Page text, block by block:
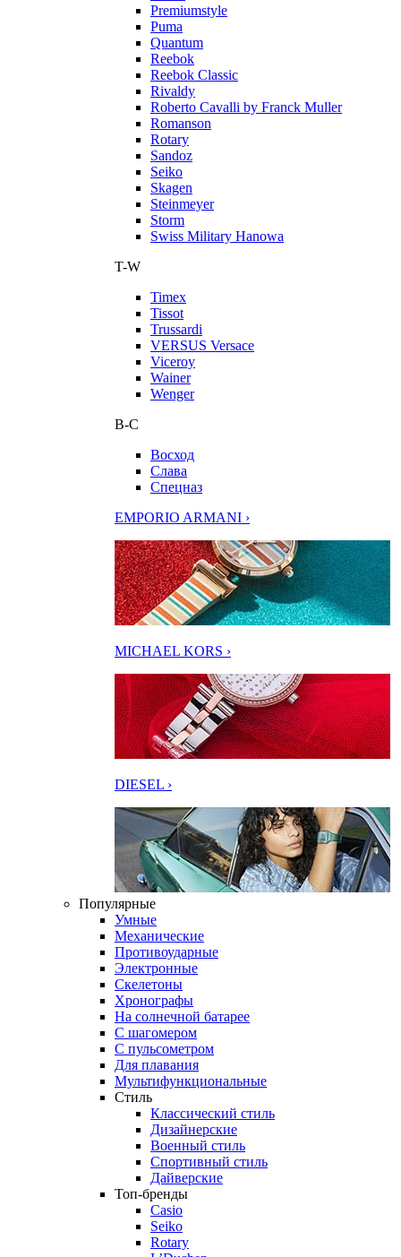
Premiumstyle
Puma
Quantum
Reebok
Reebok Classic
Rivaldy
Roberto Cavalli by Franck Muller
Romanson
Rotary
Sandoz
Seiko
Skagen
Steinmeyer
Storm
Swiss Military Hanowa
T-W
Timex
Tissot
Trussardi
VERSUS Versace
Viceroy
Wainer
Wenger
В-С
Восход
Слава
Спецназ
EMPORIO ARMANI ›
MICHAEL KORS ›
DIESEL ›
Популярные
Умные
Механические
Противоударные
Электронные
Скелетоны
Хронографы
На солнечной батарее
С шагомером
С пульсометром
Для плавания
Мультифункциональные
Стиль
Классический стиль
Дизайнерские
Военный стиль
Спортивный стиль
Дайверские
Топ-бренды
Casio
Seiko
Rotary